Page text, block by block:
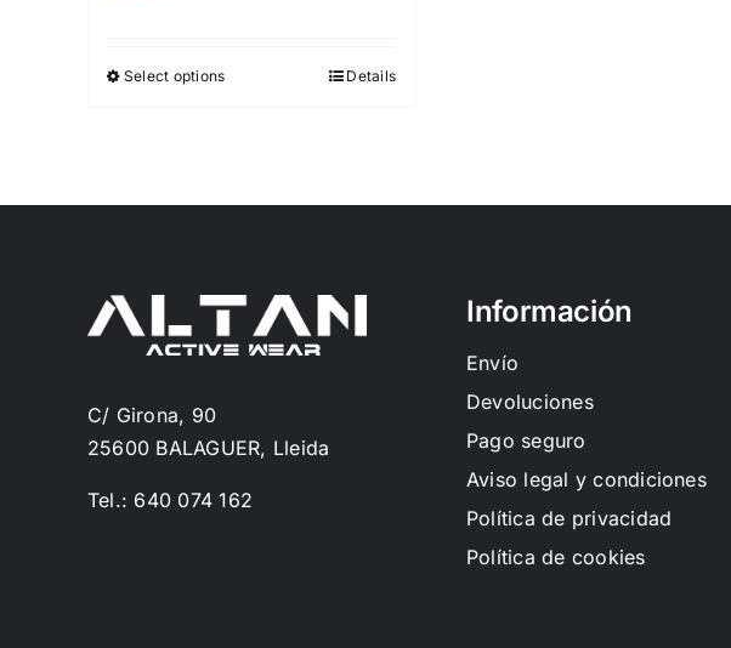
Select options Details
C/ Girona, 90
25600 BALAGUER, Lleida
Tel.: 640 074 162
Información
Envío
Devoluciones
Pago seguro
Aviso legal y condiciones
Política de privacidad
Política de cookies